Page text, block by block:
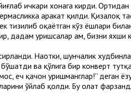
ичкари хонага кирди.
ҳаракат қилди. Қизалоқ
оқаётган кўз ёшлари
дадам уришсалар ҳам, бизни яхши
Наҳотки, шунчалик
ва қўлига бир конверт
ҳеч қачон уришманглар!” деган
ўйлаб қолди. Бу ҳолат